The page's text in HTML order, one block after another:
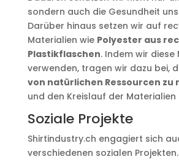
sondern auch die Gesundheit
Darüber hinaus setzen wir auf
Materialien wie Polyester aus
Plastikflaschen. Indem wir diese
verwenden, tragen wir dazu bei,
von natürlichen Ressourcen zu
und den Kreislauf der Materialien
Soziale Projekte
Shirtindustry.ch engagiert sich
verschiedenen sozialen Projekten.